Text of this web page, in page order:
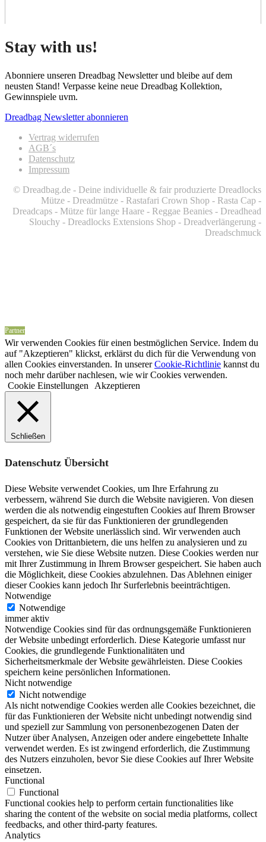
Stay with us!
Abonniere unseren Dreadbag Newsletter und bleibe auf dem
neusten Stand! Verpasse keine neue Dreadbag Kollektion,
Gewinnspiele uvm.
Dreadbag Newsletter abonnieren
Vertrag widerrufen
AGB´s
Datenschutz
Impressum
© Dreadbag.de - Deine individuelle & fair produzierte Dreadlocks
Mütze - Dreadmütze - Rastafari Crown Shop - Rasta Cap -
Dreadcaps - Mütze für lange Haare - Reggae Beanies - Dreadhead
Slouchy - Dreadlocks Extensions Shop - Dreadverlängerung -
Dreadschmuck
Partner
Wir verwenden Cookies für einen bestmöglichen Service. Indem du
auf "Akzeptieren" klickst, erklärst du dich für die Verwendung von
allen Cookies einverstanden. In unsererCookie-Richtlinie kannst du
noch mehr darüber nachlesen, wie wir Cookies verwenden.
Cookie Einstellungen
Akzeptieren
Schließen
Datenschutz Übersicht
Diese Website verwendet Cookies, um Ihre Erfahrung zu
verbessern, während Sie durch die Website navigieren. Von diesen
werden die als notwendig eingestuften Cookies auf Ihrem Browser
gespeichert, da sie für das Funktionieren der grundlegenden
Funktionen der Website unerlässlich sind. Wir verwenden auch
Cookies von Drittanbietern, die uns helfen zu analysieren und zu
verstehen, wie Sie diese Website nutzen. Diese Cookies werden nur
mit Ihrer Zustimmung in Ihrem Browser gespeichert. Sie haben auch
die Möglichkeit, diese Cookies abzulehnen. Das Ablehnen einiger
dieser Cookies kann jedoch Ihr Surferlebnis beeinträchtigen.
Notwendige
Notwendige
immer aktiv
Notwendige Cookies sind für das ordnungsgemäße Funktionieren
der Website unbedingt erforderlich. Diese Kategorie umfasst nur
Cookies, die grundlegende Funktionalitäten und
Sicherheitsmerkmale der Website gewährleisten. Diese Cookies
speichern keine persönlichen Informationen.
Nicht notwendige
Nicht notwendige
Als nicht notwendige Cookies werden alle Cookies bezeichnet, die
für das Funktionieren der Website nicht unbedingt notwendig sind
und speziell zur Sammlung von personenbezogenen Daten der
Nutzer über Analysen, Anzeigen oder andere eingebettete Inhalte
verwendet werden. Es ist zwingend erforderlich, die Zustimmung
des Nutzers einzuholen, bevor Sie diese Cookies auf Ihrer Website
einsetzen.
Functional
Functional
Functional cookies help to perform certain functionalities like
sharing the content of the website on social media platforms, collect
feedbacks, and other third-party features.
Analytics